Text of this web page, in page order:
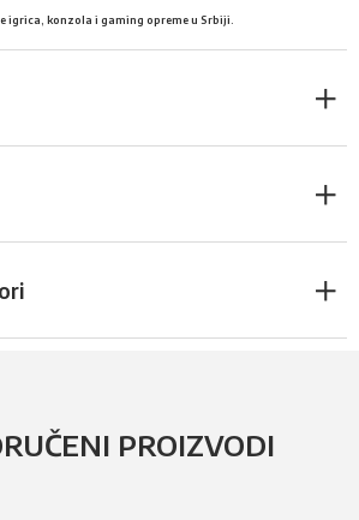
igrica, konzola i gaming opreme u Srbiji.
PROIZVODI